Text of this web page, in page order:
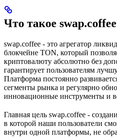
Что такое
swap.coffee - это агрегатор
блокчейне TON, который
криптовалюту абсолютно без
гарантирует пользователям
Платформа постоянно
сегменты рынка и регулярно
инновационные инструменты и
Главная цель swap.coffee -
в которой наши пользователи
внутри одной платформы, не